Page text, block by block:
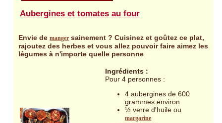
Aubergines et tomates au four
Envie demanger sainement ? Cuisinez et goûtez ce plat,
rajoutez des herbes et vous allez pouvoir faire aimez les
légumes à n'importe quelle personne
Ingrédients :
Pour 4 personnes :
4 aubergines de 600
grammes environ
½ verre d'huile ou
margarine